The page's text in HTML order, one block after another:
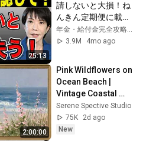
25:13
請しないと大損！ね
んきん定期便に載ら
ない年金4選！
年金・給付金完全攻略チャンネル
3.9M
4mo ago
2:00:00
Pink Wildflowers on
Ocean Beach |
Vintage Coastal
Seascape Oil
Painting | 4K
Ambient TV
Serene Spective Studio
75K
2d ago
New